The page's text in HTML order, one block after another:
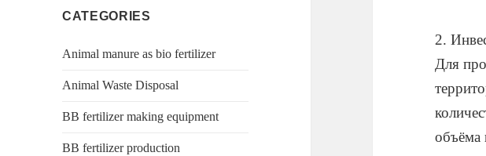
CATEGORIES
Animal manure as bio fertilizer
Animal Waste Disposal
BB fertilizer making equipment
BB fertilizer production
2.
Для
объёма